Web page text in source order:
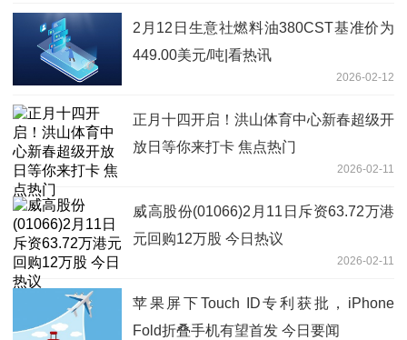
2月12日生意社燃料油380CST基准价为
449.00美元/吨|看热讯
2026-02-12
正月十四开启！洪山体育中心新春超级开
放日等你来打卡 焦点热门
2026-02-11
威高股份(01066)2月11日斥资63.72万港
元回购12万股 今日热议
2026-02-11
苹果屏下Touch ID专利获批，iPhone
Fold折叠手机有望首发 今日要闻